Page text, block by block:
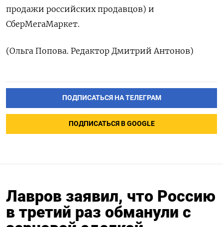
продажи российских продавцов) и
СберМегаМаркет.
(Ольга Попова. Редактор Дмитрий Антонов)
ПОДПИСАТЬСЯ НА ТЕЛЕГРАМ
ПОДПИСАТЬСЯ В GOOGLE
Лавров заявил, что Россию
в третий раз обманули с